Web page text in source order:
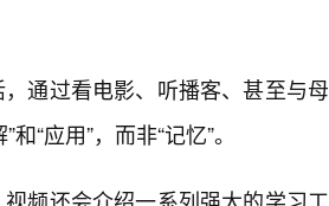
通过看电影、听播客、甚至与母
“应用”，而非“记忆”。
频还会介绍一系列强大的学习工